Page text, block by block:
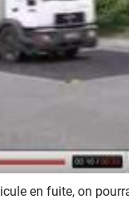
en fuite, on